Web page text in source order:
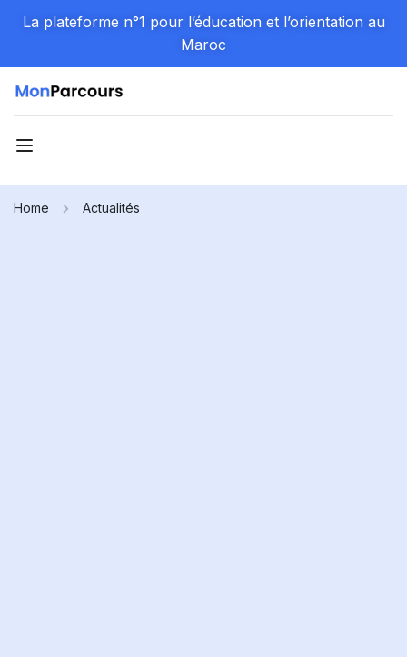
La plateforme n°1 pour l’éducation et l’orientation au
Maroc
Home Actualités